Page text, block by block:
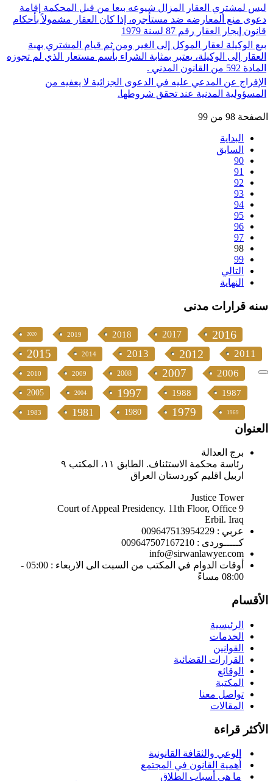
ليس لمشتري العقار المزال شيوعه بيعا من قبل المحكمة إقامة
دعوى منع ألمعارضه ضد مستأجره، إذا كان العقار مشمولاً بأحكام
قانون إيجار العقار رقم 87 لسنة 1979
بيع الوكيلة لعقار الموكل إلى الغير ومن ثم قيام المشتري بهبة
العقار إلى الوكيلة، يعتبر بمثابة الشراء بأسم مستعار الذي لم تجوزه
المادة 592 من القانون المدني .
الإفراج عن المدعي عليه في الدعوى الجزائية لا يعفيه من
المسؤولية المدنية عند تحقق شروطها.
الصفحة 98 من 99
البداية
السابق
90
91
92
93
94
95
96
97
98
99
التالي
النهاية
سنە قرارات مدنی
2020 2019 2018 2017 2016
2015 2014 2013 2012 2011
2010 2009 2008 2007 2006
2005 2004 1997 1988 1987
1983 1981 1980 1979 1969
العنوان
برج العدالة
رئاسة محكمة الاستئناف. الطابق ١١، المكتب ٩
اربيل اقليم كوردستان العراق
Justice Tower
Court of Appeal Presidency. 11th Floor, Office 9
Erbil. Iraq
عربي : 009647513954229
كـــــوردى : 009647507167210
info@sirwanlawyer.com
أوقات الدوام في المكتب من السبت الى الاربعاء : 05:00 -
08:00 مساءً
الأقسام
الرئيسية
الخدمات
القوانين
القرارات القضائية
الوقائع
المكتبة
تواصل معنا
المقالات
الأكثر قراءة
الوعي والثقافة القانونية
أهمية القانون في المجتمع
ما هي أسباب الطلاق